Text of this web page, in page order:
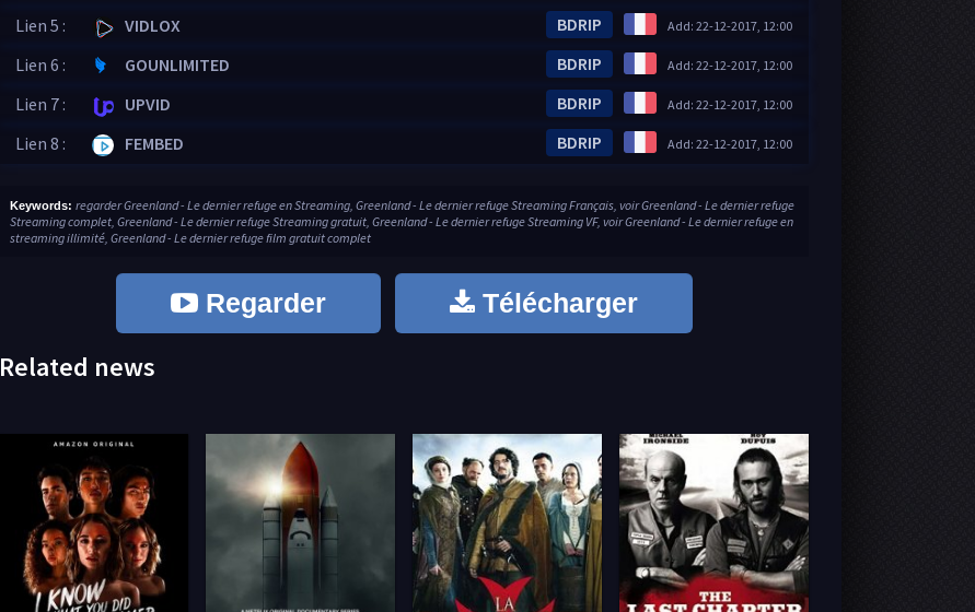
Lien 5 :
VIDLOX Add: 22-12-2017, 12:00
BDRIP
Lien 6 :
GOUNLIMITED Add: 22-12-2017, 12:00
BDRIP
Lien 7 :
UPVID Add: 22-12-2017, 12:00
BDRIP
Lien 8 :
FEMBED Add: 22-12-2017, 12:00
BDRIP
Keywords: regarder Greenland - Le dernier refuge en Streaming, Greenland - Le dernier refuge Streaming Français, voir Greenland - Le dernier refuge
Streaming complet, Greenland - Le dernier refuge Streaming gratuit, Greenland - Le dernier refuge Streaming VF, voir Greenland - Le dernier refuge en
streaming illimité, Greenland - Le dernier refuge film gratuit complet
Regarder Télécharger
Related news